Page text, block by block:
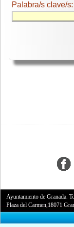
Palabra/s clave/s:
Ayuntamiento de Granada.
Plaza del Carmen,18071